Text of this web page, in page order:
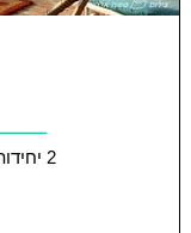
2 יחידות